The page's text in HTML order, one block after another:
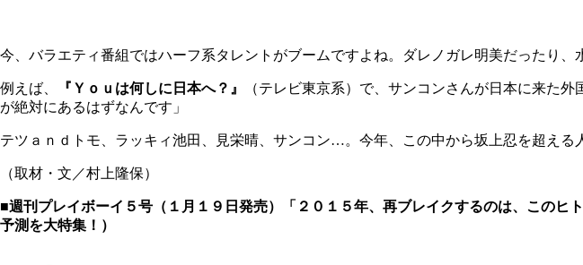
今、バラエティ番組ではハーフ系タレントがブームですよね。ダレノガレ明美だったり
例えば、 『Ｙｏｕは何しに日本へ？』
（テレビ東京系）で、サンコンさんが日本に来た
が絶対にあるはずなんです」
テツａｎｄトモ、ラッキィ池田、見栄晴、サンコン…。今年、この中から坂上忍を超える
（取材・文／村上隆保）
■週刊プレイボーイ５号（１月１９日発売）「２０１５年、再ブレイクするのは、このヒ
予測を大特集！）